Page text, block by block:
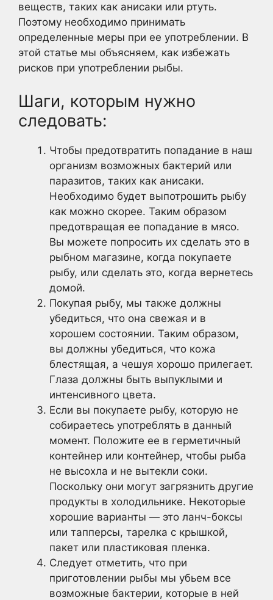
веществ, таких как анисаки или ртуть.
Поэтому необходимо принимать
определенные меры при ее употреблении. В
этой статье мы объясняем, как избежать
рисков при употреблении рыбы.
Шаги, которым нужно
следовать:
Чтобы предотвратить попадание в наш
организм возможных бактерий или
паразитов, таких как анисаки.
Необходимо будет выпотрошить рыбу
как можно скорее. Таким образом
предотвращая ее попадание в мясо.
Вы можете попросить их сделать это в
рыбном магазине, когда покупаете
рыбу, или сделать это, когда вернетесь
домой.
Покупая рыбу, мы также должны
убедиться, что она свежая и в
хорошем состоянии. Таким образом,
вы должны убедиться, что кожа
блестящая, а чешуя хорошо прилегает.
Глаза должны быть выпуклыми и
интенсивного цвета.
Если вы покупаете рыбу, которую не
собираетесь употреблять в данный
момент. Положите ее в герметичный
контейнер или контейнер, чтобы рыба
не высохла и не вытекли соки.
Поскольку они могут загрязнить другие
продукты в холодильнике. Некоторые
хорошие варианты — это ланч-боксы
или тапперсы, тарелка с крышкой,
пакет или пластиковая пленка.
Следует отметить, что при
приготовлении рыбы мы убьем все
возможные бактерии, которые в ней